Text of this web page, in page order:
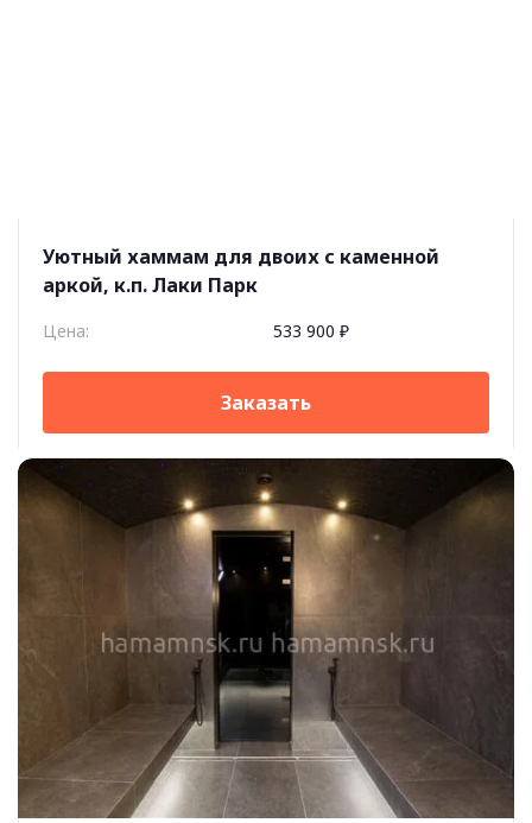
Уютный хаммам для двоих с каменной
аркой, к.п. Лаки Парк
Цена: 533 900 ₽
Заказать